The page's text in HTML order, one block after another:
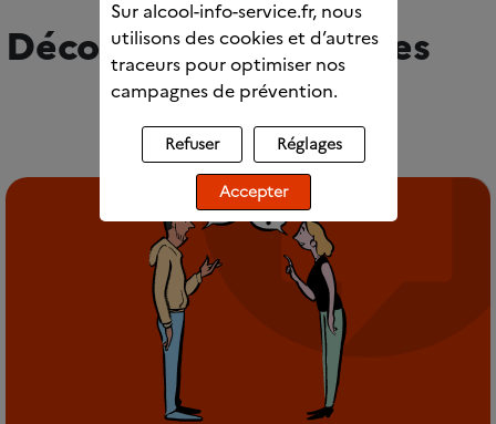
Découvrez nos services
Sur alcool-info-service.fr, nous
utilisons des cookies et d’autres
traceurs pour optimiser nos
campagnes de prévention.
Refuser Réglages
Accepter